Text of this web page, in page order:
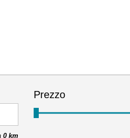
0 km
Prezzo